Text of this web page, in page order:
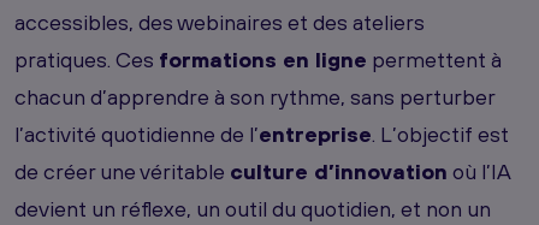
accessibles, des webinaires et des ateliers
pratiques. Ces formations en ligne permettent à
chacun d’apprendre à son rythme, sans perturber
l’activité quotidienne de l’entreprise. L’objectif est
de créer une véritable culture d’innovation où l’IA
devient un réflexe, un outil du quotidien, et non un